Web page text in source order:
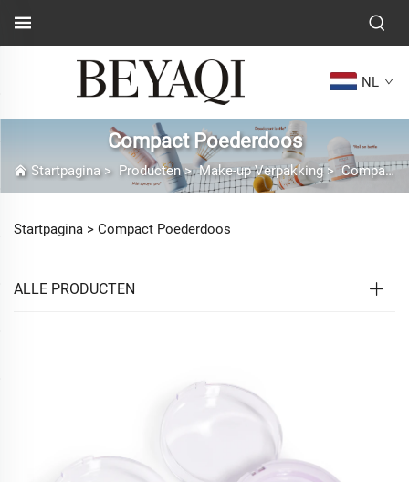
NL
Compact Poederdoos
Startpagina> Producten>Make-up Verpakking>Compact Poederdoos
Startpagina > Compact Poederdoos
ALLE PRODUCTEN